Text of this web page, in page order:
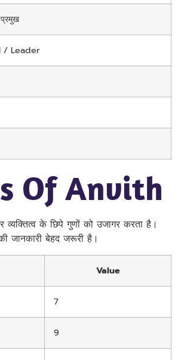
/ Leader
Of Anvith
व्यक्तित्व के छिपे गुणों को उजागर करता है।
बेहद जरूरी है।
Value
7
9